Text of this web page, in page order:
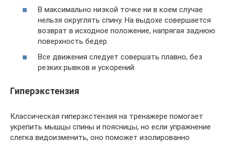
В максимально низкой точке ни в коем случае
нельзя округлять спину. На выдохе совершается
возврат в исходное положение, напрягая заднюю
поверхность бедер.
Все движения следует совершать плавно, без
резких рывков и ускорений.
Гиперэкстензия
Классическая гиперэкстензия на тренажере помогает
укрепить мышцы спины и поясницы, но если упражнение
слегка видоизменить, оно поможет изолированно